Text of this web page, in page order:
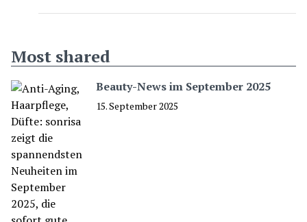
Most shared
Beauty-News im September 2025
15. September 2025